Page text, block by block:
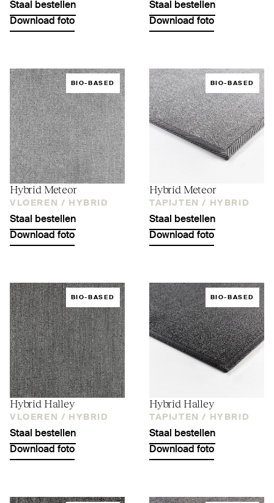
Staal bestellen
Download foto
Staal bestellen
Download foto
BIO-BASED
Hybrid Meteor
VLOEREN / HYBRID
Staal bestellen
Download foto
BIO-BASED
Hybrid Meteor
TAPIJTEN / HYBRID
Staal bestellen
Download foto
BIO-BASED
Hybrid Halley
VLOEREN / HYBRID
Staal bestellen
Download foto
BIO-BASED
Hybrid Halley
TAPIJTEN / HYBRID
Staal bestellen
Download foto